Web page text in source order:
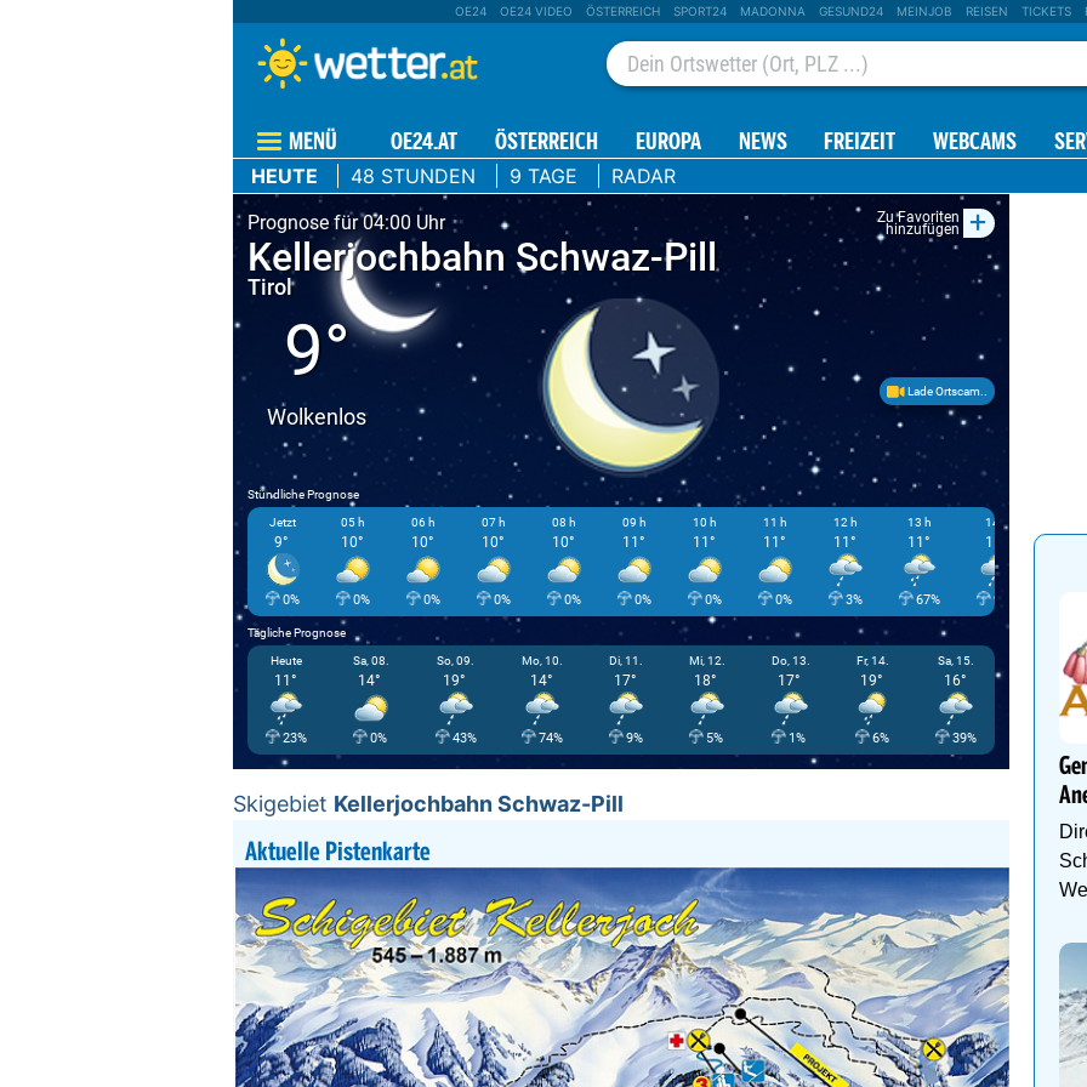
OE24 OE24 VIDEO ÖSTERREICH SPORT24 MADONNA GESUND24 MEINJOB REISEN TICKETS
MENÜ OE24.AT ÖSTERREICH EUROPA NEWS FREIZEIT WEBCAMS
HEUTE 48 STUNDEN 9 TAGE RADAR
Prognose für 04:00 Uhr Zu Favoriten
hinzufügen +
Kellerjochbahn Schwaz-Pill
Tirol
9°
Wolkenlos
Lade Ortscam..
Stündliche Prognose
Jetzt
9°
0%
05 h
10°
0%
06 h
10°
0%
07 h
10°
0%
08 h
10°
0%
09 h
11°
0%
10 h
11°
0%
11 h
11°
0%
12 h
11°
3%
13 h
11°
67%
14 h
11°
97%
Tägliche Prognose
Heute
11°
23%
Sa, 08.
14°
0%
So, 09.
19°
43%
Mo, 10.
14°
74%
Di, 11.
17°
9%
Mi, 12.
18°
5%
Do, 13.
17°
1%
Fr, 14.
19°
6%
Sa, 15.
16°
39%
Skigebiet Kellerjochbahn Schwaz-Pill
Aktuelle Pistenkarte